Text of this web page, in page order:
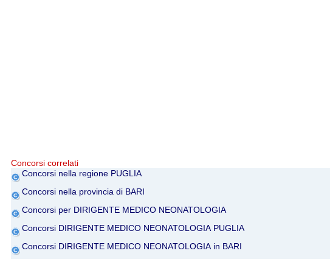
Concorsi correlati
Concorsi nella regione PUGLIA
Concorsi nella provincia di BARI
Concorsi per DIRIGENTE MEDICO NEONATOLOGIA
Concorsi DIRIGENTE MEDICO NEONATOLOGIA PUGLIA
Concorsi DIRIGENTE MEDICO NEONATOLOGIA in BARI